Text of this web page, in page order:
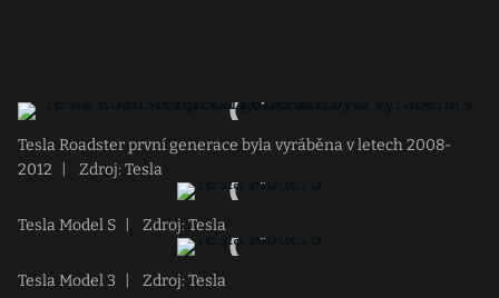
Tesla Roadster první generace byla vyráběna v letech 2008-
2012
Zdroj: Tesla
Tesla Model S Zdroj: Tesla
Tesla Model 3 Zdroj: Tesla